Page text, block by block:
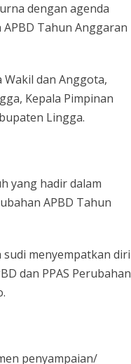
dengan agenda
Tahun Anggaran
Wakil dan Anggota,
Kepala Pimpinan
Lingga.
yang hadir dalam
APBD Tahun
menyempatkan diri
dan PPAS Perubahan
penyampaian/